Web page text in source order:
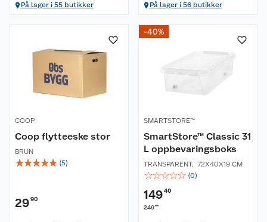
På lager i 55 butikker På lager i 56 butikker
COOP
Coop flytteeske stor
BRUN
☆☆☆☆☆ (5)
2990
-40%
SMARTSTORE™
SmartStore™ Classic 31
L oppbevaringsboks
TRANSPARENT, 72X40X19 CM
☆☆☆☆☆ (0)
14940
24900